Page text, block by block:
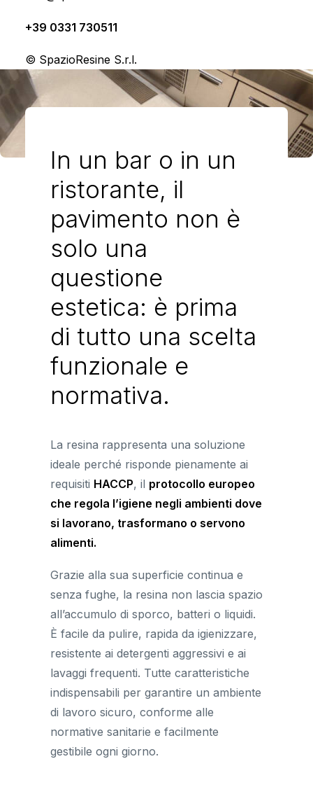
+39 0331 730511
© SpazioResine S.r.l.
In un bar o in un
ristorante, il
pavimento non è
solo una
questione
estetica: è prima
di tutto una scelta
funzionale e
normativa.
La resina rappresenta una soluzione
ideale perché risponde pienamente ai
requisiti HACCP, il protocollo europeo
che regola l’igiene negli ambienti dove
si lavorano, trasformano o servono
alimenti.
Grazie alla sua superficie continua e
senza fughe, la resina non lascia spazio
all’accumulo di sporco, batteri o liquidi.
È facile da pulire, rapida da igienizzare,
resistente ai detergenti aggressivi e ai
lavaggi frequenti. Tutte caratteristiche
indispensabili per garantire un ambiente
di lavoro sicuro, conforme alle
normative sanitarie e facilmente
gestibile ogni giorno.